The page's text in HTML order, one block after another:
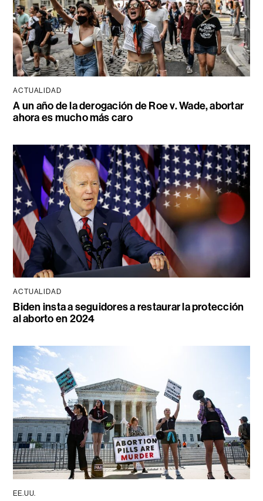
ACTUALIDAD
A un año de la derogación de Roe v. Wade, abortar
ahora es mucho más caro
ACTUALIDAD
Biden insta a seguidores a restaurar la protección
al aborto en 2024
EE.UU.